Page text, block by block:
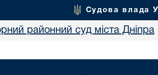
Судова влада
районний суд міста Дніпра